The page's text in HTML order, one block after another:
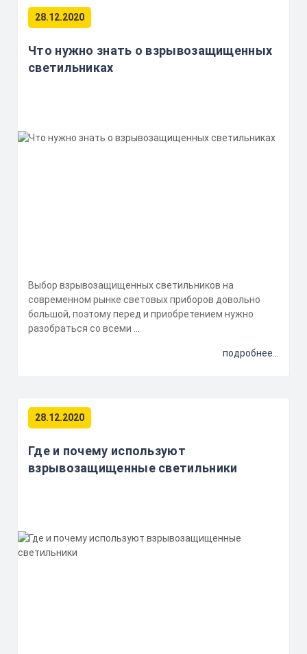
28.12.2020
Что нужно знать о взрывозащищенных
светильниках
Выбор взрывозащищенных светильников на
современном рынке световых приборов довольно
большой, поэтому перед и приобретением нужно
разобраться со всеми ...
подробнее...
28.12.2020
Где и почему используют
взрывозащищенные светильники